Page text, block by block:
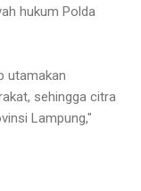
hukum Polda
utamakan
sehingga citra
Lampung,"